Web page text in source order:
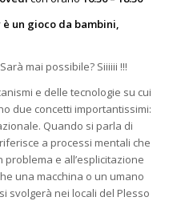
un gioco da bambini,
mai possibile? Siiiiii !!!
e delle tecnologie su cui
due concetti importantissimi:
Quando si parla di
a processi mentali che
e all’esplicitazione
una macchina o un umano
svolgerà nei locali del Plesso